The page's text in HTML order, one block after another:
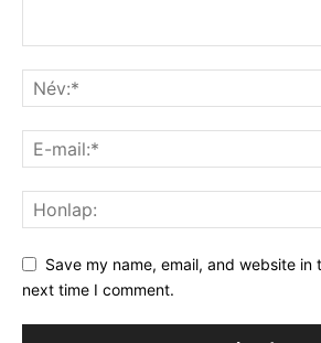
Save my name, email, and website in
next time I comment.